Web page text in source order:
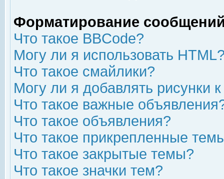
Форматирование
Что такое BBCode?
Могу ли я использовать
Что такое смайлики?
Могу ли я добавлять рисунки
Что такое важные
Что такое объявления?
Что такое прикрепленные
Что такое закрытые темы?
Что такое значки тем?